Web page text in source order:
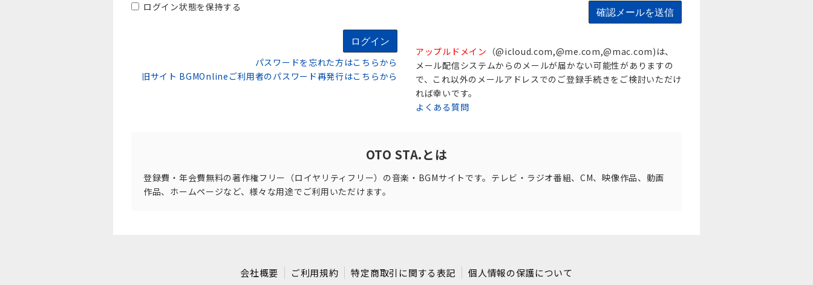
ログイン状態を保持する
ログイン
パスワードを忘れた方はこちらから
旧サイト BGMOnlineご利用者のパスワード再発行はこちらから
確認メールを送信
アップルドメイン （@icloud.com,@me.com,@mac.com)は、
メール配信システムからのメールが届かない可能性がありますの
で、これ以外のメールアドレスでのご登録手続きをご検討いただけ
れば幸いです。
よくある質問
OTO STA.とは
登録費・年会費無料の著作権フリー（ロイヤリティフリー）の音楽・BGMサイトです。テレビ・ラジオ番組、CM、映像作品、動画
作品、ホームページなど、様々な用途でご利用いただけます。
会社概要 ご利用規約 特定商取引に関する表記 個人情報の保護について